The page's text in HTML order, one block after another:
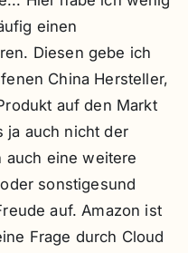
einen
Diesen gebe ich
China Hersteller,
auf den Markt
ja auch nicht der
auch eine weitere
sonstigesund
auf. Amazon ist
Frage durch Cloud